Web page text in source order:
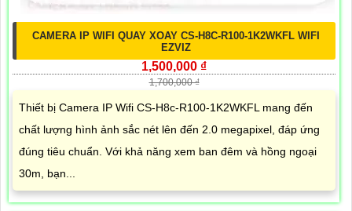
CAMERA IP WIFI QUAY XOAY CS-H8C-R100-1K2WKFL WIFI
EZVIZ
1,500,000 ₫
1,700,000 ₫
Thiết bị Camera IP Wifi CS-H8c-R100-1K2WKFL mang đến
chất lượng hình ảnh sắc nét lên đến 2.0 megapixel, đáp ứng
đúng tiêu chuẩn. Với khả năng xem ban đêm và hồng ngoại
30m, bạn...